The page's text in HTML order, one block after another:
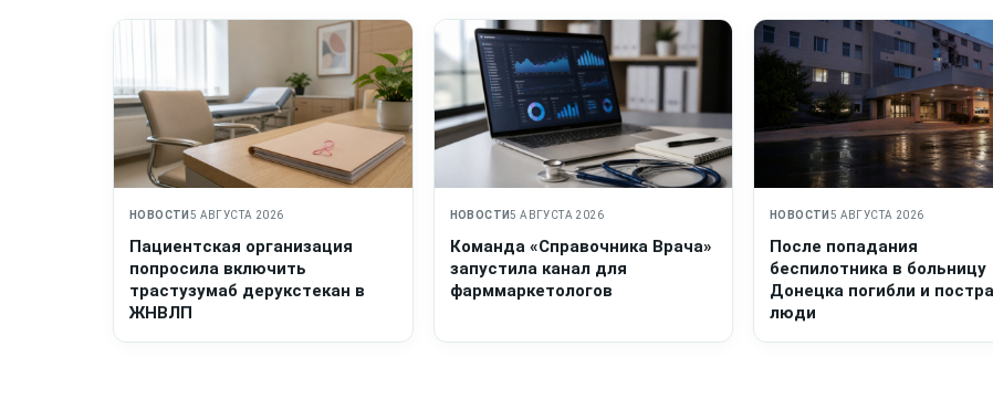
НОВОСТИ 5 АВГУСТА 2026
Пациентская организация
попросила включить
трастузумаб дерукстекан в
ЖНВЛП
НОВОСТИ5 АВГУСТА 2026
Команда «Справочника Врача»
запустила канал для
фарммаркетологов
НОВОСТИ 5 АВГУСТА 2026
После попадания
беспилотника в больницу
Донецка погибли и
люди